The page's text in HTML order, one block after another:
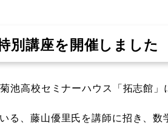
別講座を開催しました
池高校セミナーハウス「拓志館」
る、藤山優里氏を講師に招き、